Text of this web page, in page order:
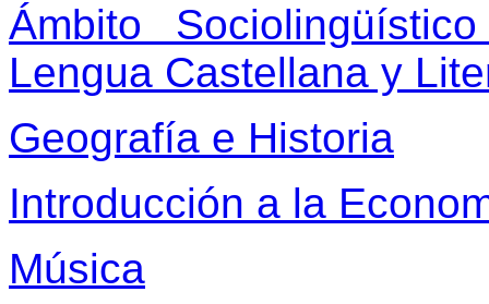
Ámbito
Lengua Castellana y
Geografía e Historia
Introducción a la
Música